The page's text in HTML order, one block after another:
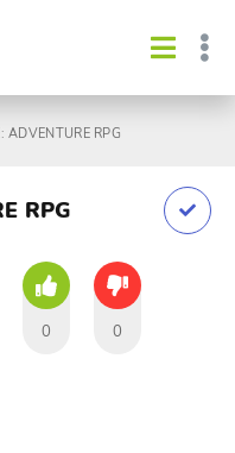
ADVENTURE RPG
RPG
0 0